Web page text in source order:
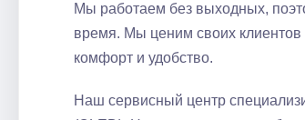
Мы работаем без выходных,
время. Мы ценим своих клиентов
комфорт и удобство.​
Наш сервисный центр